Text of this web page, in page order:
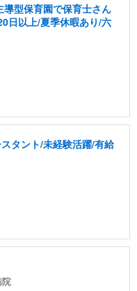
導型保育園で保育士さん
日以上/夏季休暇あり/六
タント/未経験活躍/有給